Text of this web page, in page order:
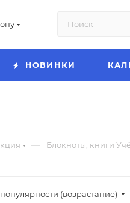
НОВИНКИ
— Блокноты, книги
(возрастание)